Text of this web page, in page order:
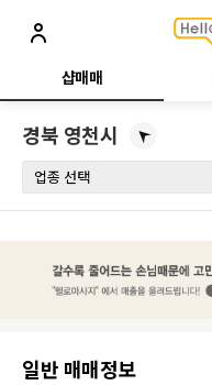
샵매매
경북 영천시
일반 매매정보